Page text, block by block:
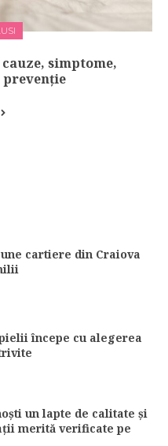
simptome,
cartiere din Craiova
începe cu alegerea
un lapte de calitate și
merită verificate pe